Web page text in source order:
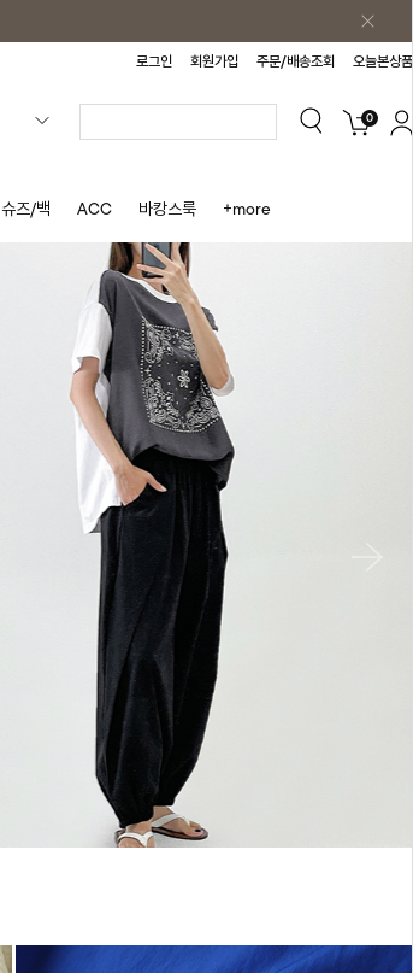
로그인 회원가입 주문/배송조회 오늘본상품
0
슈즈/백 ACC 바캉스룩 +more